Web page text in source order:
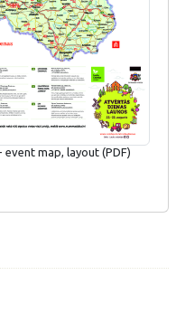
event map, layout (PDF)